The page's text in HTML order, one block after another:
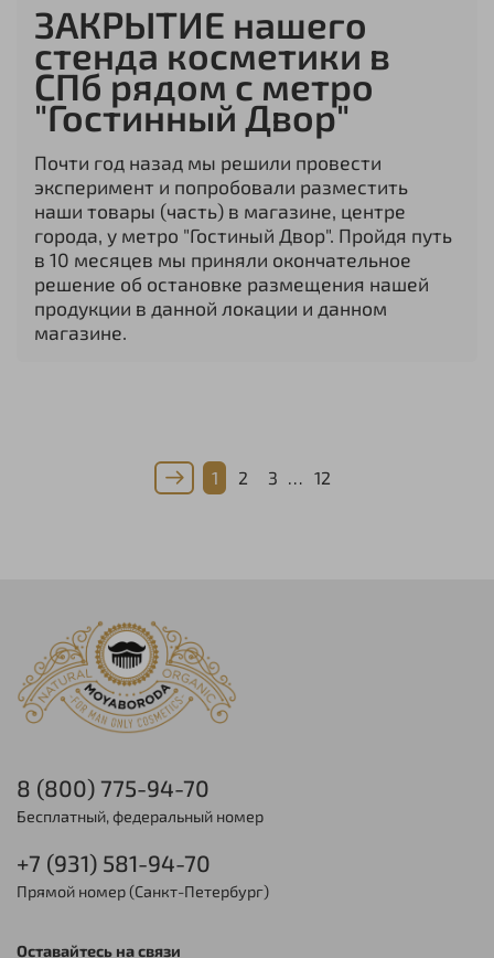
ЗАКРЫТИЕ нашего
стенда косметики в
СПб рядом с метро
"Гостинный Двор"
Почти год назад мы решили провести
эксперимент и попробовали разместить
наши товары (часть) в магазине, центре
города, у метро "Гостиный Двор". Пройдя путь
в 10 месяцев мы приняли окончательное
решение об остановке размещения нашей
продукции в данной локации и данном
магазине.
1 2 3 … 12
8 (800) 775-94-70
Бесплатный, федеральный номер
+7 (931) 581-94-70
Прямой номер (Санкт-Петербург)
Оставайтесь на связи